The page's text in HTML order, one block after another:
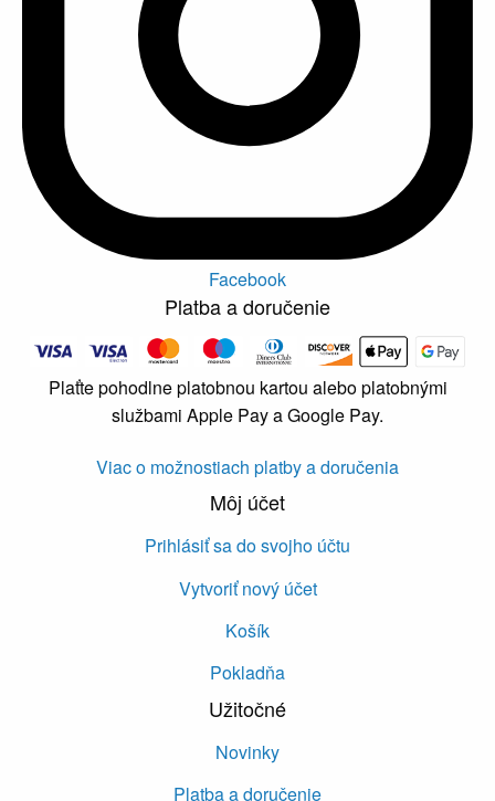
Facebook
Platba a doručenie
Plaťte pohodlne platobnou kartou alebo platobnými
službami Apple Pay a Google Pay.
Viac o možnostiach platby a doručenia
Môj účet
Prihlásiť sa do svojho účtu
Vytvoriť nový účet
Košík
Pokladňa
Užitočné
Novinky
Platba a doručenie